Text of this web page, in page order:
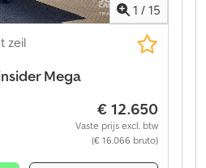
1 / 15
zeil
Mega
€ 12.650
Vaste prijs excl. btw
(€ 16.066 bruto)